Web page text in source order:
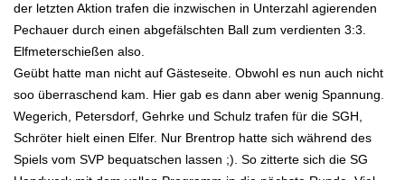
der letzten Aktion trafen die inzwischen in Unterzahl agierenden
Pechauer durch einen abgefälschten Ball zum verdienten 3:3.
Elfmeterschießen also.
Geübt hatte man nicht auf Gästeseite. Obwohl es nun auch nicht
soo überraschend kam. Hier gab es dann aber wenig Spannung.
Wegerich, Petersdorf, Gehrke und Schulz trafen für die SGH,
Schröter hielt einen Elfer. Nur Brentrop hatte sich während des
Spiels vom SVP bequatschen lassen ;). So zitterte sich die SG